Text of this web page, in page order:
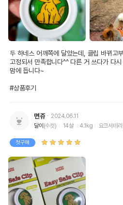
두 하네스 어깨쪽에 달았는데, 클립 바뀌고
고정되서 만족합니다^^ 다른 거 쓰다가 다
맘에 듭니다~
#상품후기
면쥬
2024.06.11
달이 (수컷) 14살 4.1kg 요크셔테리
첫구매